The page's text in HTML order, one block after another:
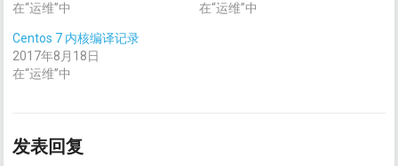
在“运维”中
在“运维”中
Centos 7 内核编译记录
2017年8月18日
在“运维”中
发表回复